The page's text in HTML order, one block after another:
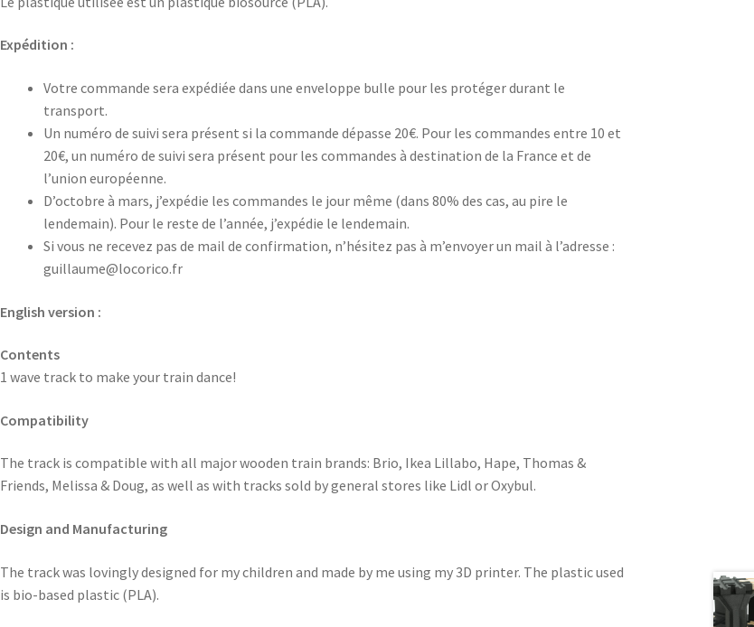
Expédition :
Votre commande sera expédiée dans une enveloppe bulle pour les protéger durant le
transport.
Un numéro de suivi sera présent si la commande dépasse 20€. Pour les commandes entre 10 et
20€, un numéro de suivi sera présent pour les commandes à destination de la France et de
l’union européenne.
D’octobre à mars, j’expédie les commandes le jour même (dans 80% des cas, au pire le
lendemain). Pour le reste de l’année, j’expédie le lendemain.
Si vous ne recevez pas de mail de confirmation, n’hésitez pas à m’envoyer un mail à l’adresse :
guillaume@locorico.fr
English version :
Contents
1 wave track to make your train dance!
Compatibility
The track is compatible with all major wooden train brands: Brio, Ikea Lillabo, Hape, Thomas &
Friends, Melissa & Doug, as well as with tracks sold by general stores like Lidl or Oxybul.
Design and Manufacturing
The track was lovingly designed for my children and made by me using my 3D printer. The plastic used
is bio-based plastic (PLA).